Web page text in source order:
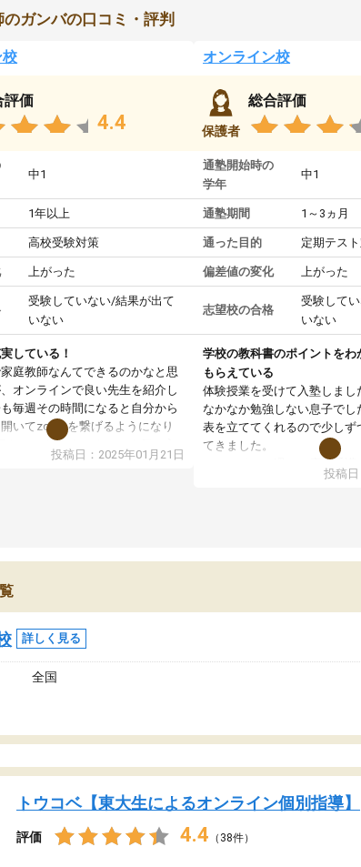
ガンバの口コミ・評判
評価
4.4
中1
1年以上
高校受験対策
上がった
受験していない/結果が出て
いない
している！
庭教師なんてできるのかなと思
オンラインで良い先生を紹介し
毎週その時間になると自分から
いてzoomを繋げるようになり
なんでもOKなのもとても気に入
投稿日：2025年01月21日
オンライン校
保護者
総合評価
通塾開始時の
学年
中1
通塾期間 1～3ヵ月
通った目的 定期テス
偏差値の変化 上がった
志望校の合格
受験して
いない
学校の教科書のポイントをわ
もらえている
体験授業を受けて入塾しまし
なかなか勉強しない息子でし
表を立ててくれるので少しず
てきました。
オンラインで週に一度の受講
い日も予定表に基づいて勉
投稿日
詳しく見る
全国
トウコベ【東大生によるオンライン個別指導】
評価 4.4 （38件）